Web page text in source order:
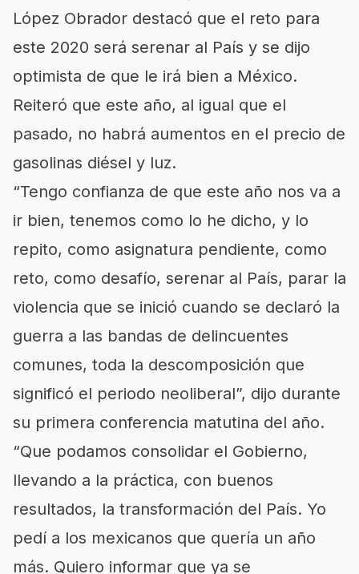
López Obrador destacó que el reto para
este 2020 será serenar al País y se dijo
optimista de que le irá bien a México.
Reiteró que este año, al igual que el
pasado, no habrá aumentos en el precio de
gasolinas diésel y luz.
“Tengo confianza de que este año nos va a
ir bien, tenemos como lo he dicho, y lo
repito, como asignatura pendiente, como
reto, como desafío, serenar al País, parar la
violencia que se inició cuando se declaró la
guerra a las bandas de delincuentes
comunes, toda la descomposición que
significó el periodo neoliberal”, dijo durante
su primera conferencia matutina del año.
“Que podamos consolidar el Gobierno,
llevando a la práctica, con buenos
resultados, la transformación del País. Yo
pedí a los mexicanos que quería un año
más. Quiero informar que ya se